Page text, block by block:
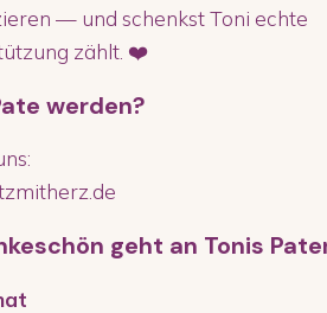
— und schenkst Toni echte
zählt. ❤️
werden?
geht an Tonis